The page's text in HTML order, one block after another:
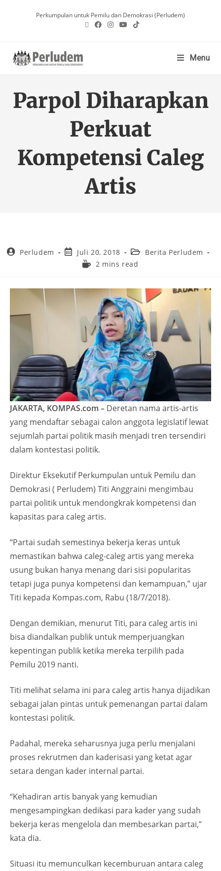
Perkumpulan untuk Pemilu dan Demokrasi (Perludem)
Menu
Parpol Diharapkan
Perkuat
Kompetensi Caleg
Artis
Perludem Juli 20, 2018
Berita Perludem
2 mins read
JAKARTA, KOMPAS.com – Deretan nama artis-artis
yang mendaftar sebagai calon anggota legislatif lewat
sejumlah partai politik masih menjadi tren tersendiri
dalam kontestasi politik.
Direktur Eksekutif Perkumpulan untuk Pemilu dan
Demokrasi ( Perludem) Titi Anggraini mengimbau
partai politik untuk mendongkrak kompetensi dan
kapasitas para caleg artis.
“Partai sudah semestinya bekerja keras untuk
memastikan bahwa caleg-caleg artis yang mereka
usung bukan hanya menang dari sisi popularitas
tetapi juga punya kompetensi dan kemampuan,” ujar
Titi kepada Kompas.com, Rabu (18/7/2018).
Dengan demikian, menurut Titi, para caleg artis ini
bisa diandalkan publik untuk memperjuangkan
kepentingan publik ketika mereka terpilih pada
Pemilu 2019 nanti.
Titi melihat selama ini para caleg artis hanya dijadikan
sebagai jalan pintas untuk pemenangan partai dalam
kontestasi politik.
Padahal, mereka seharusnya juga perlu menjalani
proses rekrutmen dan kaderisasi yang ketat agar
setara dengan kader internal partai.
“Kehadiran artis banyak yang kemudian
mengesampingkan dedikasi para kader yang sudah
bekerja keras mengelola dan membesarkan partai,”
kata dia.
Situasi itu memunculkan kecemburuan antara caleg